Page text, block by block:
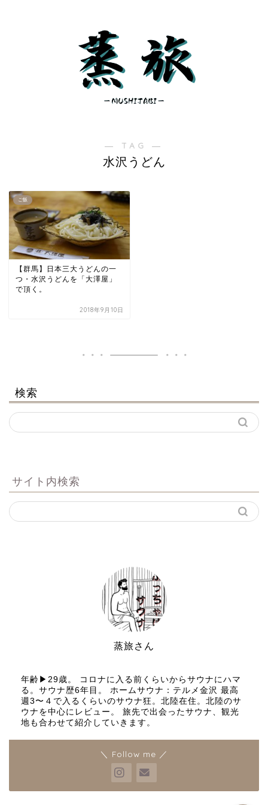
― TAG ―
水沢うどん
ご飯
【群馬】日本三大うどんの一
つ・水沢うどんを「大澤屋」
で頂く。
2018年9月10日
検索
サイト内検索
蒸旅さん
年齢▶︎29歳。 コロナに入る前くらいからサウナにハマ
る。サウナ歴6年目。 ホームサウナ：テルメ金沢 最高
週3〜４で入るくらいのサウナ狂。北陸在住。北陸のサ
ウナを中心にレビュー。 旅先で出会ったサウナ、観光
地も合わせて紹介していきます。
＼ Follow me ／
プロフィールとブログ運営
の理念
お問い合わせ